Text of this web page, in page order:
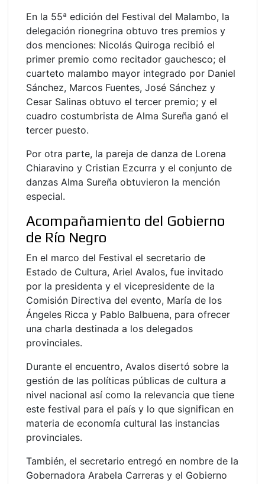
En la 55ª edición del Festival del Malambo, la
delegación rionegrina obtuvo tres premios y
dos menciones: Nicolás Quiroga recibió el
primer premio como recitador gauchesco; el
cuarteto malambo mayor integrado por Daniel
Sánchez, Marcos Fuentes, José Sánchez y
Cesar Salinas obtuvo el tercer premio; y el
cuadro costumbrista de Alma Sureña ganó el
tercer puesto.
Por otra parte, la pareja de danza de Lorena
Chiaravino y Cristian Ezcurra y el conjunto de
danzas Alma Sureña obtuvieron la mención
especial.
Acompañamiento del Gobierno
de Río Negro
En el marco del Festival el secretario de
Estado de Cultura, Ariel Avalos, fue invitado
por la presidenta y el vicepresidente de la
Comisión Directiva del evento, María de los
Ángeles Ricca y Pablo Balbuena, para ofrecer
una charla destinada a los delegados
provinciales.
Durante el encuentro, Avalos disertó sobre la
gestión de las políticas públicas de cultura a
nivel nacional así como la relevancia que tiene
este festival para el país y lo que significan en
materia de economía cultural las instancias
provinciales.
También, el secretario entregó en nombre de la
Gobernadora Arabela Carreras y el Gobierno